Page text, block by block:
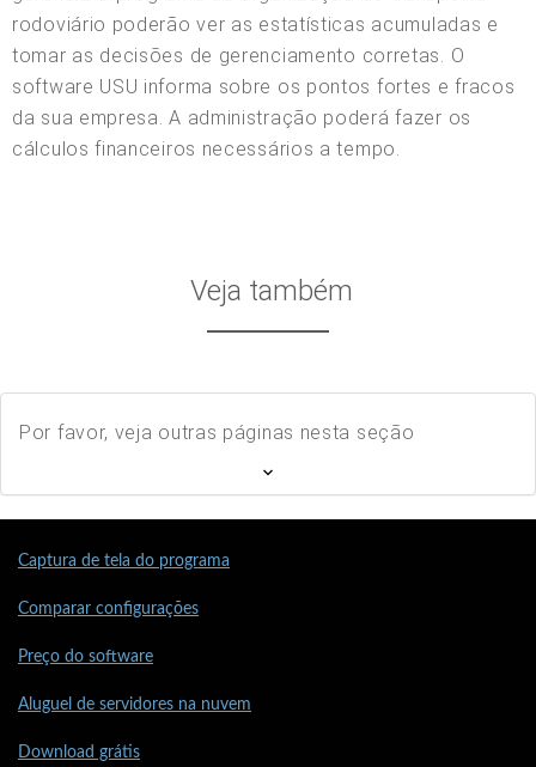
rodoviário poderão ver as estatísticas acumuladas e
tomar as decisões de gerenciamento corretas. O
software USU informa sobre os pontos fortes e fracos
da sua empresa. A administração poderá fazer os
cálculos financeiros necessários a tempo.
Veja também
Por favor, veja outras páginas nesta seção
Captura de tela do programa
Comparar configurações
Preço do software
Aluguel de servidores na nuvem
Download grátis